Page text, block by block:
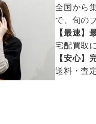
全国から
で、旬の
【最速】
宅配買取
【安心】
送料・査